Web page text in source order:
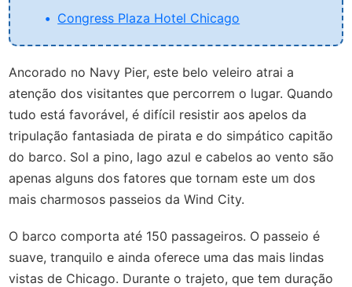
Congress Plaza Hotel Chicago
Ancorado no Navy Pier, este belo veleiro atrai a
atenção dos visitantes que percorrem o lugar. Quando
tudo está favorável, é difícil resistir aos apelos da
tripulação fantasiada de pirata e do simpático capitão
do barco. Sol a pino, lago azul e cabelos ao vento são
apenas alguns dos fatores que tornam este um dos
mais charmosos passeios da Wind City.
O barco comporta até 150 passageiros. O passeio é
suave, tranquilo e ainda oferece uma das mais lindas
vistas de Chicago. Durante o trajeto, que tem duração